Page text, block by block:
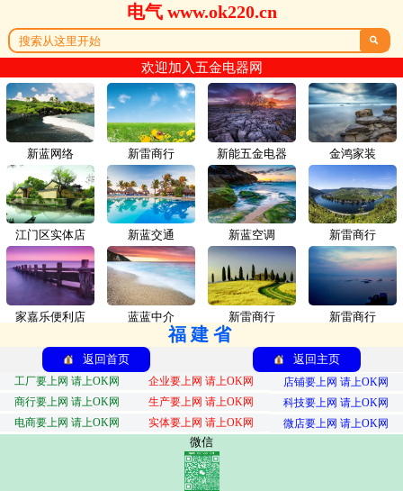
电气 www.ok220.cn

欢迎加入五金电器网
新蓝网络 新雷商行
江门区实体店 新蓝交通
家嘉乐便利店 蓝蓝中介
新能五金电器 金鸿家装
新蓝空调 新雷商行
新雷商行 新雷商行
福建省
返回首页 返回主页
工厂要上网 请上OK网 企业要上网 请上OK网
店铺要上网 请上OK网
商行要上网 请上OK网
生产要上网 请上OK网
科技要上网 请上OK网
电商要上网 请上OK网
实体要上网 请上OK网 微店要上网 请上OK网
微信